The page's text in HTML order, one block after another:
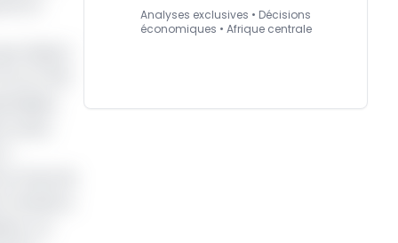
Analyses exclusives • Décisions
économiques • Afrique centrale